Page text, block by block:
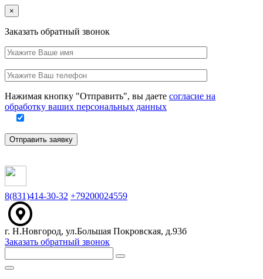
×
Заказать обратный звонок
Ваше
имя
это
Ваш
телефон
Нажимая кнопку "Отправить", вы даете согласие на
обработку ваших персональных данных
Отправить заявку
8(831)414-30-32 +79200024559
г. Н.Новгород, ул.Большая Покровская, д.93б
Заказать обратный звонок
Меню